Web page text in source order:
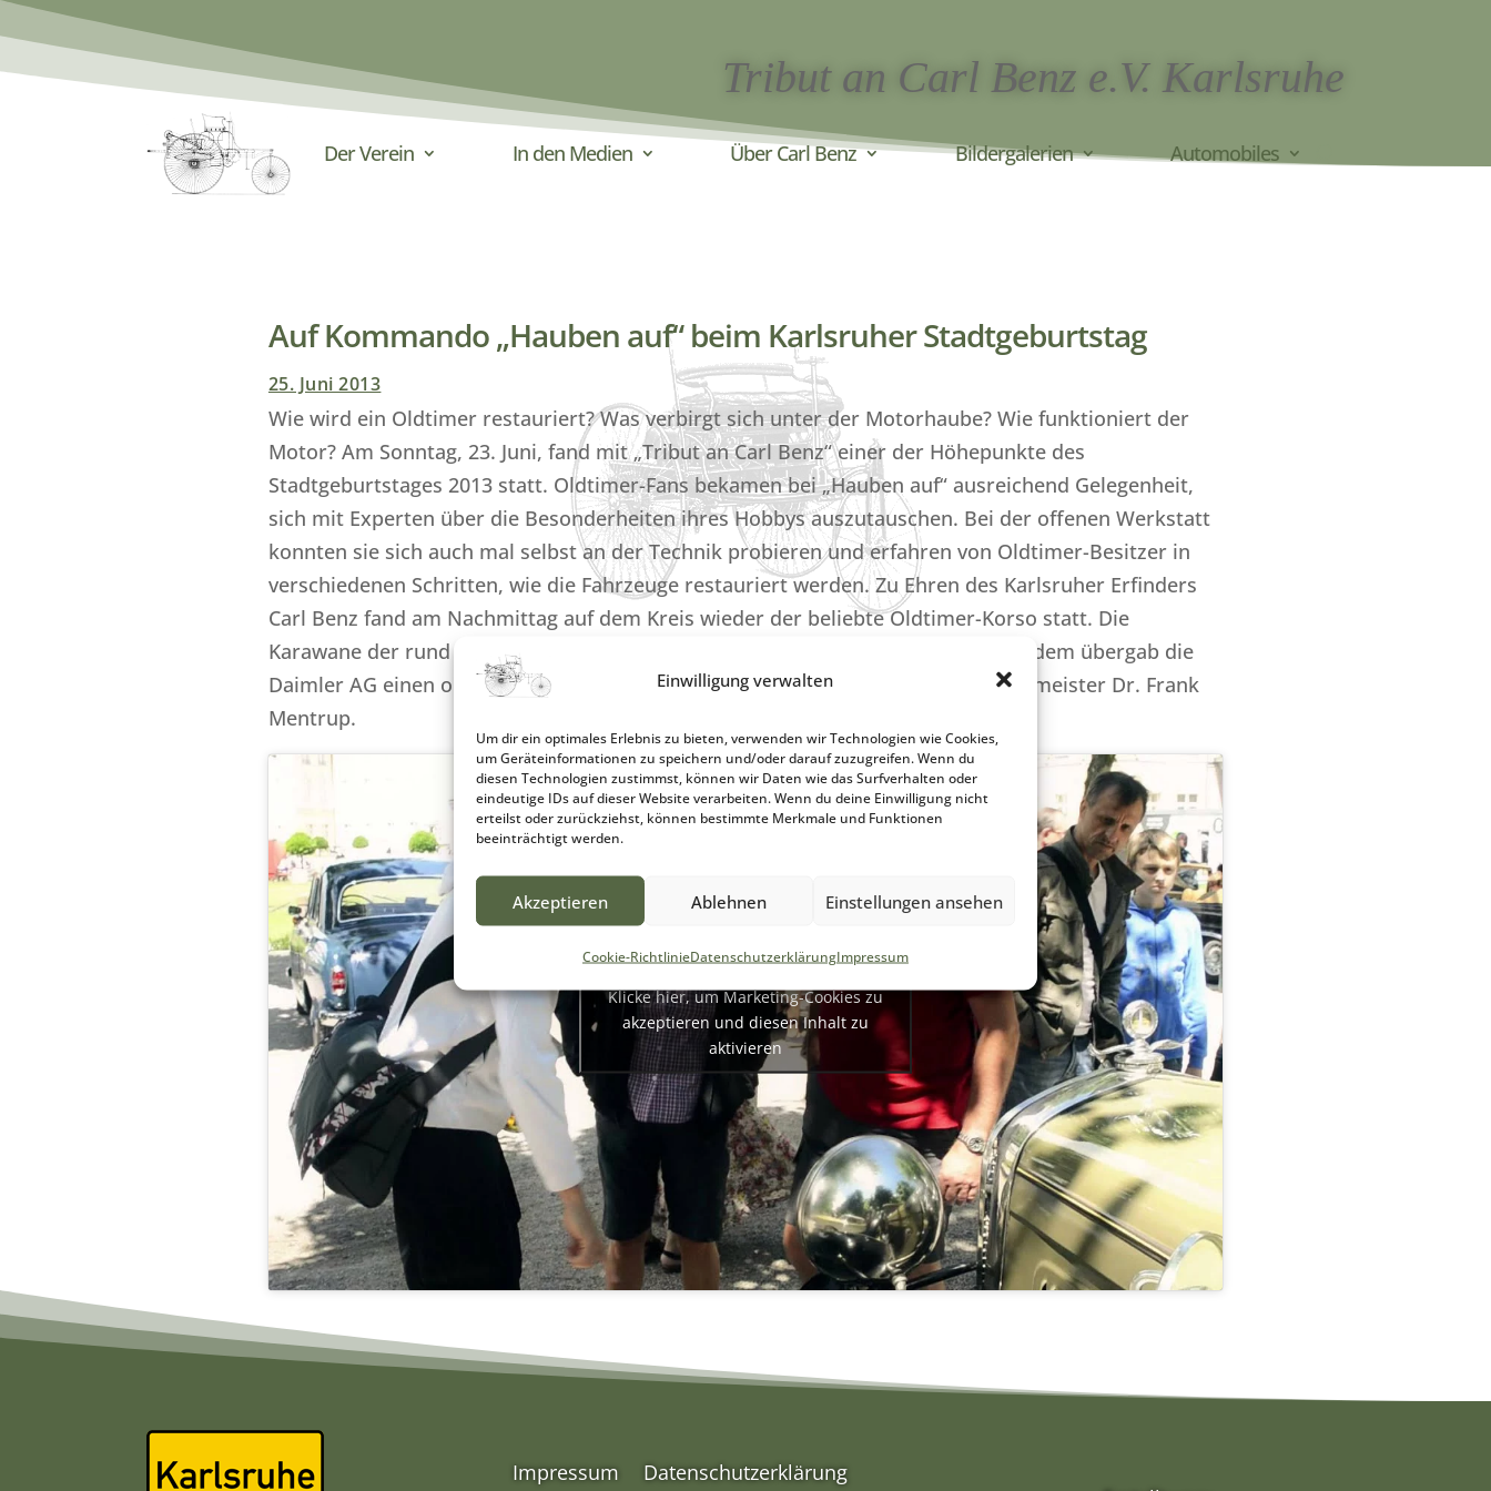
Einwilligung verwalten
Um dir ein optimales Erlebnis zu bieten, verwenden wir Technologien wie Cookies,
um Geräteinformationen zu speichern und/oder darauf zuzugreifen. Wenn du
diesen Technologien zustimmst, können wir Daten wie das Surfverhalten oder
eindeutige IDs auf dieser Website verarbeiten. Wenn du deine Einwilligung nicht
erteilst oder zurückziehst, können bestimmte Merkmale und Funktionen
beeinträchtigt werden.
Akzeptieren Ablehnen Einstellungen ansehen
Cookie-RichtlinieDatenschutzerklärungImpressum
Tribut an Carl Benz e.V. Karlsruhe
Der Verein In den Medien Über Carl Benz Bildergalerien Automobiles
Auf Kommando „Hauben auf“ beim Karlsruher Stadtgeburtstag
25. Juni 2013
Wie wird ein Oldtimer restauriert? Was verbirgt sich unter der Motorhaube? Wie funktioniert der
Motor? Am Sonntag, 23. Juni, fand mit „Tribut an Carl Benz“ einer der Höhepunkte des
Stadtgeburtstages 2013 statt. Oldtimer-Fans bekamen bei „Hauben auf“ ausreichend Gelegenheit,
sich mit Experten über die Besonderheiten ihres Hobbys auszutauschen. Bei der offenen Werkstatt
konnten sie sich auch mal selbst an der Technik probieren und erfahren von Oldtimer-Besitzer in
verschiedenen Schritten, wie die Fahrzeuge restauriert werden. Zu Ehren des Karlsruher Erfinders
Carl Benz fand am Nachmittag auf dem Kreis wieder der beliebte Oldtimer-Korso statt. Die
Karawane der rund 150 Fahrzeuge wurde von Zukunftsmobilen angeführt. Außerdem übergab die
Daimler AG einen original nachgebauten Benz-Patenmotorwagen an Oberbürgermeister Dr. Frank
Mentrup.
Klicke hier, um Marketing-Cookies zu
akzeptieren und diesen Inhalt zu
aktivieren
Impressum
Datenschutzerklärung